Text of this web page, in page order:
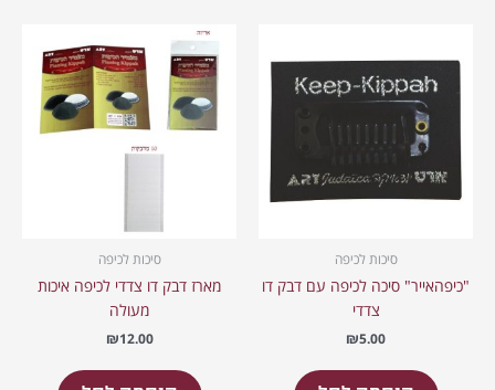
סיכות לכיפה
"כיפהאייר" סיכה לכיפה עם דבק דו
צדדי
₪5.00
סיכות לכיפה
מארז דבק דו צדדי לכיפה איכות
מעולה
₪12.00